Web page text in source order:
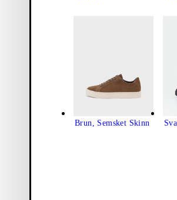
Brun, Semsket Skinn